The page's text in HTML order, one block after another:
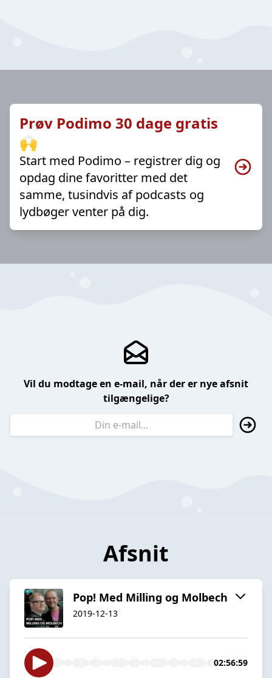
Prøv Podimo 30 dage gratis
🙌
Start med Podimo – registrer dig og
opdag dine favoritter med det
samme, tusindvis af podcasts og
lydbøger venter på dig.
Vil du modtage en e-mail, når der er nye afsnit
tilgængelige?
Afsnit
Pop! Med Milling og Molbech
2019-12-13
02:56:59